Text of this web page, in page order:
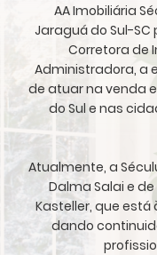
AA Imobiliária
Jaraguá do Sul-SC
Corretora de
Administradora, a
de atuar na venda
do Sul e nas
Atualmente, a
Dalma Salai e de
Kasteller, que
dando